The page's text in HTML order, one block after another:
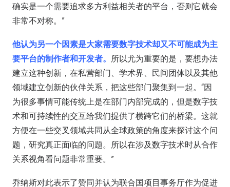
确实是一个需要追求多方利益相关者的平台，否则它就会
非常不对称。”
他认为另一个因素是大家需要数字技术却又不可能成为主
要平台的制作者和开发者。 所以尤为重要的是，要想办法
建立这种创新，在私营部门、学术界、民间团体以及其他
领域建立创新的伙伴关系，把这些部门聚集到一起。“因
为很多事情可能传统上是在部门内部完成的，但是数字技
术和可持续性的交互给我们提供了横跨它们的桥梁。这就
方便在一些交叉领域共同从全球政策的角度来探讨这个问
题，研究真正面临的问题。所以在涉及数字技术时从合作
关系视角看问题非常重要。”
乔纳斯对此表示了赞同并认为联合国项目事务厅作为促进